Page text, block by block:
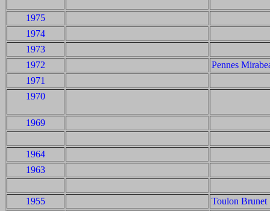
1975
1974
1973
1972
Pennes
1971
1970
1969
1964
1963
1955
Toulon Brunet